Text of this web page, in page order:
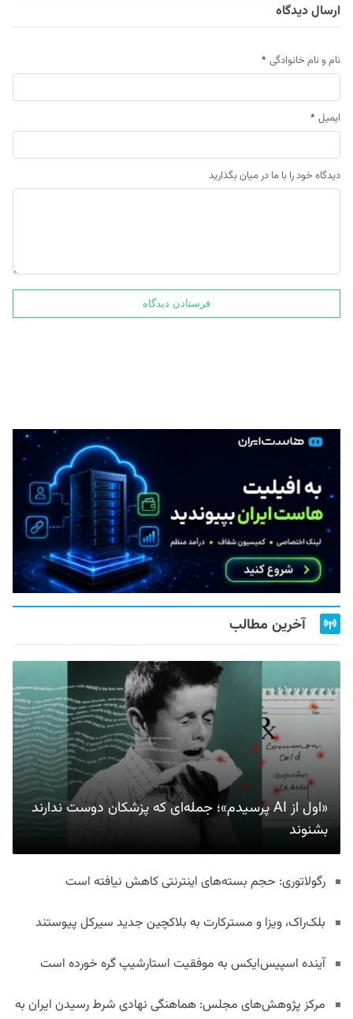
ارسال دیدگاه
نام و نام خانوادگی *
ایمیل *
دیدگاه خود را با ما در میان بگذارید
آخرین مطالب
«اول از AI پرسیدم»؛ جمله‌ای که پزشکان دوست ندارند
بشنوند
رگولاتوری: حجم بسته‌های اینترنتی کاهش نیافته است
بلک‌راک، ویزا و مسترکارت به بلاکچین جدید سیرکل پیوستند
آینده اسپیس‌ایکس به موفقیت استارشیپ گره خورده است
مرکز پژوهش‌های مجلس: هماهنگی نهادی شرط رسیدن ایران به